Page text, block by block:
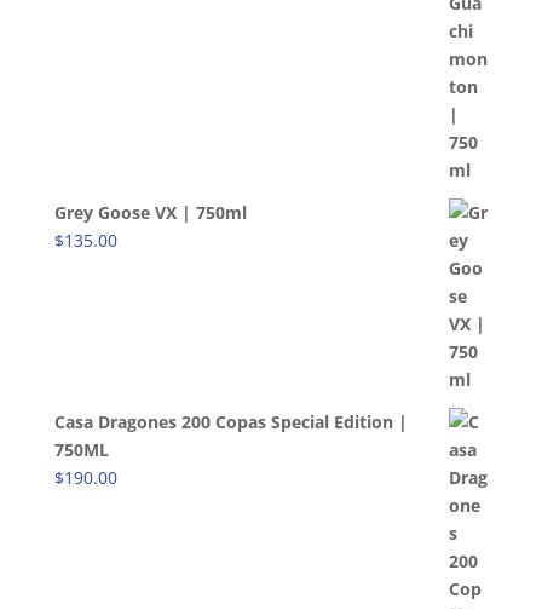
Grey Goose VX | 750ml
$135.00
Casa Dragones 200 Copas Special Edition |
750ML
$190.00